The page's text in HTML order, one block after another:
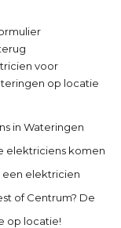
voor
op locatie
in Wateringen
elektriciens komen
een elektricien
of Centrum? De
op locatie!